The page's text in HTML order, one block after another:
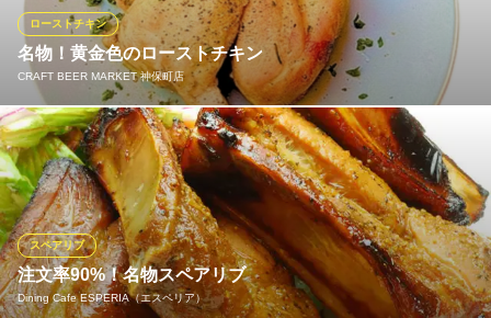
厨（KURIYA）神保町本店 神戸牛＆シチリアワイン
神保町の神戸牛専門店
都営新宿線神保町駅 徒歩2分
東京都千代田区一ツ橋2-6-12 東西堂ビル1F
名物！黄金色のローストチキン
CRAFT BEER MARKET 神保町店
ローストチキン
当店のコンセプト「クラフトビールとローストチキン」。 じっく
りと時間をかけて焼き上げるチキンは、皮はパリッと香ばしく、
中は驚くほどジューシー。 ビールとの相性を計算し尽くした、必
食の看板メニューです。
CRAFT BEER MARKET 神保町店
クラフトビール飲み放題
地下鉄半蔵門線神保町駅 徒歩2分
注文率90%！名物スペアリブ
Dining Cafe ESPERIA（エスペリア）
スペアリブ